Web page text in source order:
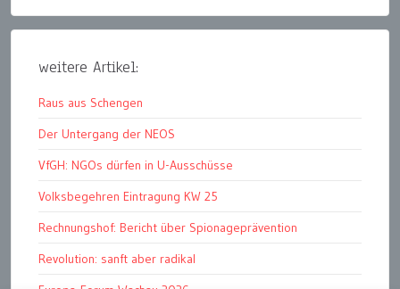
weitere Artikel:
Raus aus Schengen
Der Untergang der NEOS
VfGH: NGOs dürfen in U-Ausschüsse
Volksbegehren Eintragung KW 25
Rechnungshof: Bericht über Spionageprävention
Revolution: sanft aber radikal